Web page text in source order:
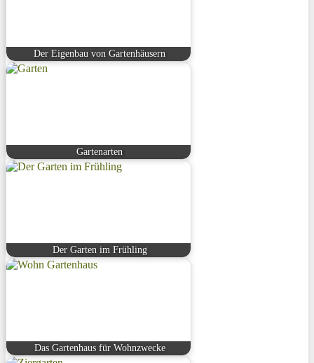
Der Eigenbau von Gartenhäusern
Gartenarten
Der Garten im Frühling
Das Gartenhaus für Wohnzwecke